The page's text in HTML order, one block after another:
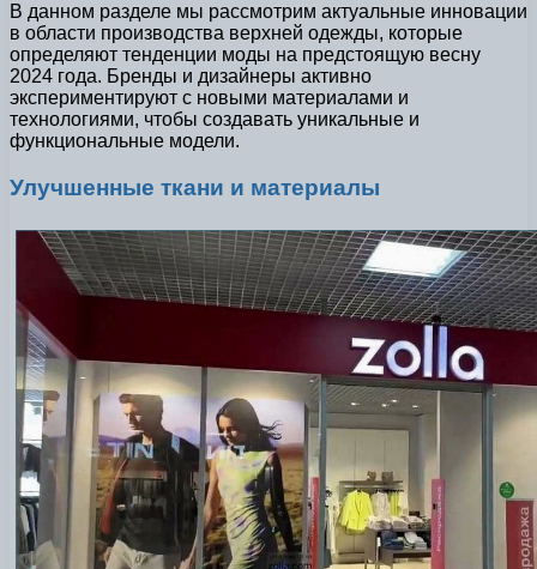
В данном разделе мы рассмотрим актуальные инновации
в области производства верхней одежды, которые
определяют тенденции моды на предстоящую весну
2024 года. Бренды и дизайнеры активно
экспериментируют с новыми материалами и
технологиями, чтобы создавать уникальные и
функциональные модели.
Улучшенные ткани и материалы